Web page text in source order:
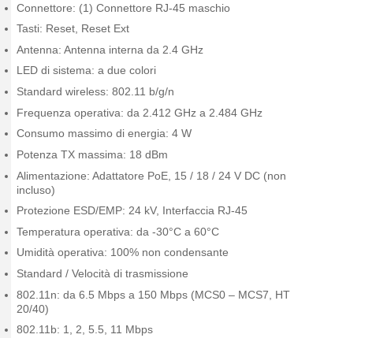
Connettore: (1) Connettore RJ-45 maschio
Tasti: Reset, Reset Ext
Antenna: Antenna interna da 2.4 GHz
LED di sistema: a due colori
Standard wireless: 802.11 b/g/n
Frequenza operativa: da 2.412 GHz a 2.484 GHz
Consumo massimo di energia: 4 W
Potenza TX massima: 18 dBm
Alimentazione: Adattatore PoE, 15 / 18 / 24 V DC (non
incluso)
Protezione ESD/EMP: 24 kV, Interfaccia RJ-45
Temperatura operativa: da -30°C a 60°C
Umidità operativa: 100% non condensante
Standard / Velocità di trasmissione
802.11n: da 6.5 Mbps a 150 Mbps (MCS0 – MCS7, HT
20/40)
802.11b: 1, 2, 5.5, 11 Mbps